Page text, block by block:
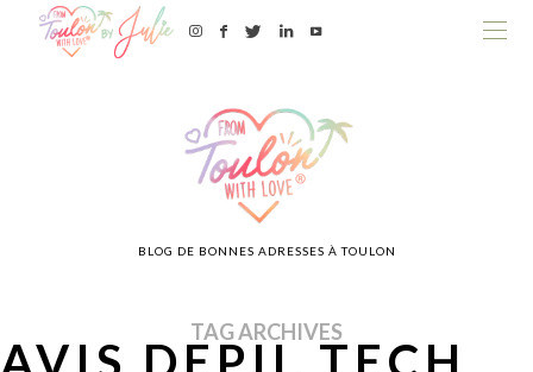
BLOG DE BONNES ADRESSES À TOULON
TAG ARCHIVES